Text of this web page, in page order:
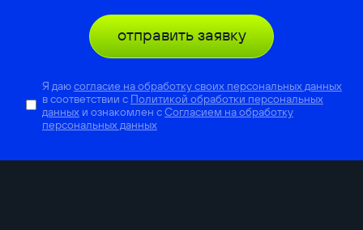
отправить заявку
Я даюсогласие на обработку своих персональных данных
в соответствии с Политикой обработки персональных
данныхи ознакомлен сСогласием на обработку
персональных данных